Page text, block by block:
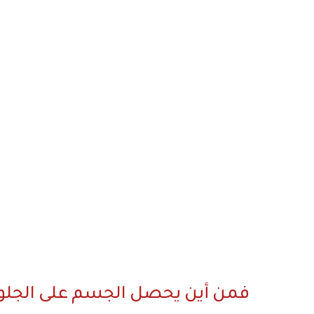
فمن أين يحصل الجسم على